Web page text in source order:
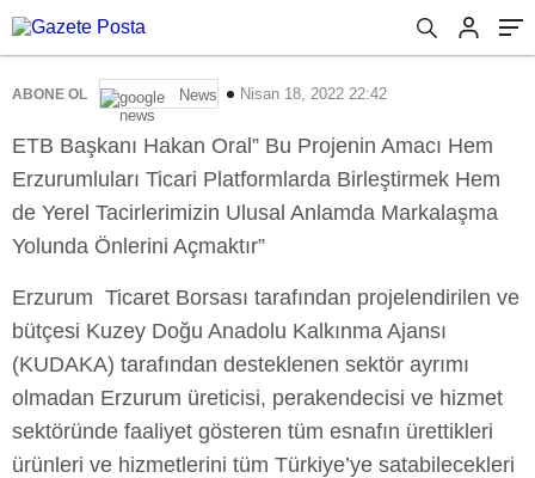
ABONE OL News Nisan 18, 2022 22:42
ETB Başkanı Hakan Oral” Bu Projenin Amacı Hem
Erzurumluları Ticari Platformlarda Birleştirmek Hem
de Yerel Tacirlerimizin Ulusal Anlamda Markalaşma
Yolunda Önlerini Açmaktır”
Erzurum Ticaret Borsası tarafından projelendirilen ve
bütçesi Kuzey Doğu Anadolu Kalkınma Ajansı
(KUDAKA) tarafından desteklenen sektör ayrımı
olmadan Erzurum üreticisi, perakendecisi ve hizmet
sektöründe faaliyet gösteren tüm esnafın ürettikleri
ürünleri ve hizmetlerini tüm Türkiye’ye satabilecekleri